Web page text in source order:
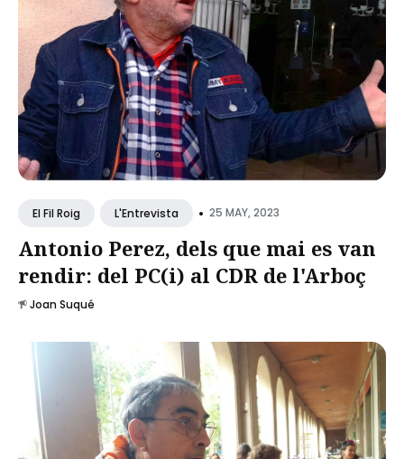
El Fil Roig L'Entrevista • 25 MAY, 2023
Antonio Perez, dels que mai es van
rendir: del PC(i) al CDR de l'Arboç
Joan Suqué